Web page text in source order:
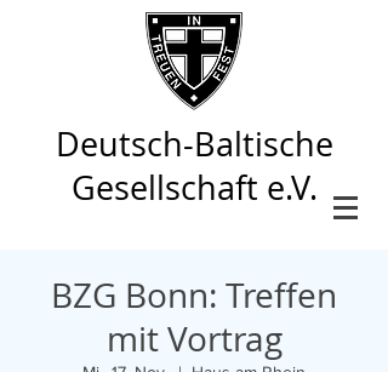
Deutsch-Baltische
Gesellschaft e.V.
BZG Bonn: Treffen
mit Vortrag